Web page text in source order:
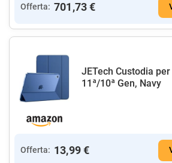
Offerta: 701,73 €
JETech Custodia
11ª/10ª Gen, Navy
Offerta: 13,99 €